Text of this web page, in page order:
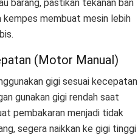
barang, pastikan tekanan ban
kempes membuat mesin lebih
(Motor Manual)
gigi sesuai kecepatan
gunakan gigi rendah saat
pembakaran menjadi tidak
segera naikkan ke gigi tinggi